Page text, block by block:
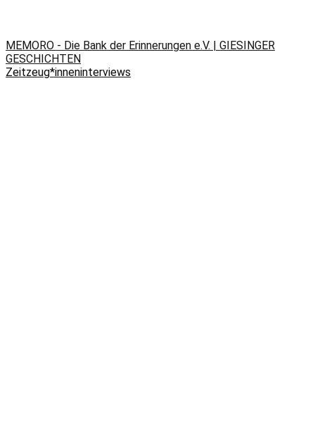
MEMORO - Die Bank der Erinnerungen e.V. | GIESINGER
GESCHICHTEN
Zeitzeug*inneninterviews